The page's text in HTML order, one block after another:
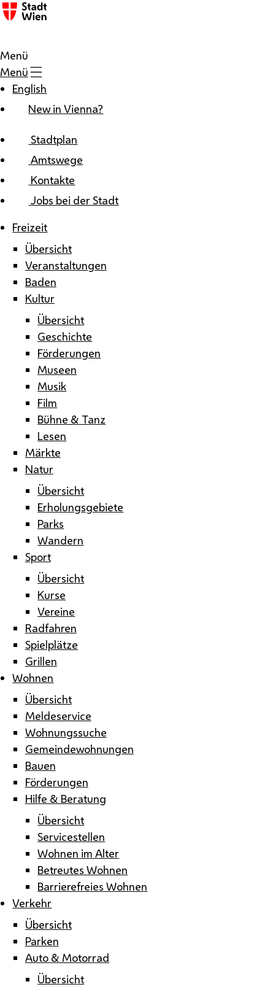
Zum Inhalt
Menü
Menü
English
New in Vienna?
Stadtplan
Amtswege
Kontakte
Jobs bei der Stadt
Freizeit
Übersicht
Veranstaltungen
Baden
Kultur
Übersicht
Geschichte
Förderungen
Museen
Musik
Film
Bühne & Tanz
Lesen
Märkte
Natur
Übersicht
Erholungsgebiete
Parks
Wandern
Sport
Übersicht
Kurse
Vereine
Radfahren
Spielplätze
Grillen
Wohnen
Übersicht
Meldeservice
Wohnungssuche
Gemeindewohnungen
Bauen
Förderungen
Hilfe & Beratung
Übersicht
Servicestellen
Wohnen im Alter
Betreutes Wohnen
Barrierefreies Wohnen
Verkehr
Übersicht
Parken
Auto & Motorrad
Übersicht